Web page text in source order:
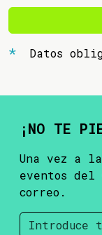
Datos
¡NO TE
Una vez a
eventos del
correo.